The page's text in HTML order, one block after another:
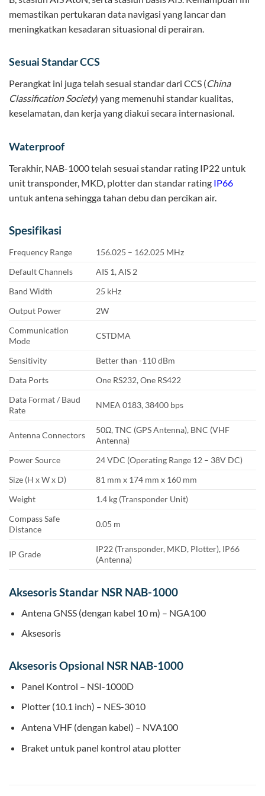
memastikan pertukaran data navigasi yang lancar dan
meningkatkan kesadaran situasional di perairan.
Sesuai Standar CCS
Perangkat ini juga telah sesuai standar dari CCS (China
Classification Society) yang memenuhi standar kualitas,
keselamatan, dan kerja yang diakui secara internasional.
Waterproof
Terakhir, NAB-1000 telah sesuai standar rating IP22 untuk
unit transponder, MKD, plotter dan standar rating IP66
untuk antena sehingga tahan debu dan percikan air.
Spesifikasi
Frequency Range
156.025 – 162.025 MHz
Default Channels
AIS 1, AIS 2
Band Width
25 kHz
Output Power
2W
Communication
Mode
CSTDMA
Sensitivity
Better than -110 dBm
Data Ports
One RS232, One RS422
Data Format / Baud
Rate
NMEA 0183, 38400 bps
Antenna Connectors
50Ω, TNC (GPS Antenna), BNC (VHF
Antenna)
Power Source
24 VDC (Operating Range 12 – 38V DC)
Size (H x W x D)
81 mm x 174 mm x 160 mm
Weight
1.4 kg (Transponder Unit)
Compass Safe
Distance
0.05 m
IP Grade
IP22 (Transponder, MKD, Plotter), IP66
(Antenna)
Aksesoris Standar NSR NAB-1000
Antena GNSS (dengan kabel 10 m) – NGA100
Aksesoris
Aksesoris Opsional NSR NAB-1000
Panel Kontrol – NSI-1000D
Plotter (10.1 inch) – NES-3010
Antena VHF (dengan kabel) – NVA100
Braket untuk panel kontrol atau plotter